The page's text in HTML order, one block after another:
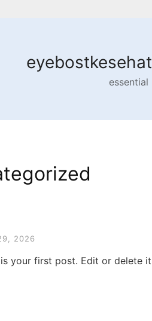
essential
2026
your first post. Edit or delete